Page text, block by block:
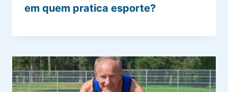
em quem pratica esporte?